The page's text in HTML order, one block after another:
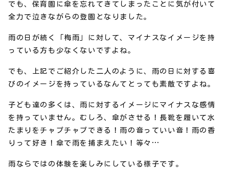
でも、保育園に傘を忘れてきてしまったことに気が付いて
全力で泣きながらの登園となりました。
雨の日が続く「梅雨」に対して、マイナスなイメージを持
っている方も少なくないですよね。
でも、上記でご紹介した二人のように、雨の日に対する喜
びのイメージを持っているなんてとっても素敵ですよね。
子ども達の多くは、雨に対するイメージにマイナスな感情
を持っていません。むしろ、傘がさせる！長靴を履いて水
たまりをチャプチャプできる！雨の音っていい音！雨の香
りって好き！傘で雨を捕まえたい！等々…
雨ならではの体験を楽しみにしている様子です。